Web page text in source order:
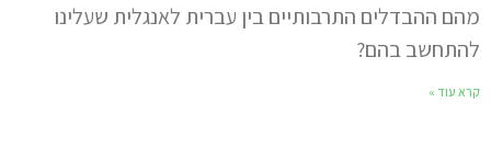
מהם ההבדלים התרבותיים בין עברית לאנגלית שעלינו
להתחשב בהם?
קרא עוד »